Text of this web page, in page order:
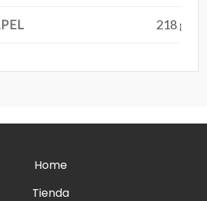
218 gsm
Home
Tienda